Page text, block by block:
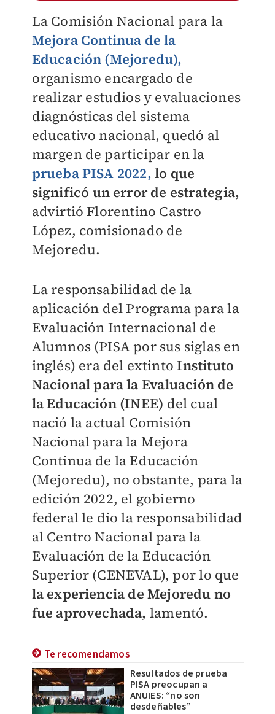
La Comisión Nacional para la
Mejora Continua de la
Educación (Mejoredu),
organismo encargado de
realizar estudios y evaluaciones
diagnósticas del sistema
educativo nacional, quedó al
margen de participar en la
prueba PISA 2022, lo que
significó un error de estrategia,
advirtió Florentino Castro
López, comisionado de
Mejoredu.
La responsabilidad de la
aplicación del Programa para la
Evaluación Internacional de
Alumnos (PISA por sus siglas en
inglés) era del extinto Instituto
Nacional para la Evaluación de
la Educación (INEE) del cual
nació la actual Comisión
Nacional para la Mejora
Continua de la Educación
(Mejoredu), no obstante, para la
edición 2022, el gobierno
federal le dio la responsabilidad
al Centro Nacional para la
Evaluación de la Educación
Superior (CENEVAL), por lo que
la experiencia de Mejoredu no
fue aprovechada, lamentó.
Te recomendamos
Resultados de prueba
PISA preocupan a
ANUIES: “no son
desdeñables”